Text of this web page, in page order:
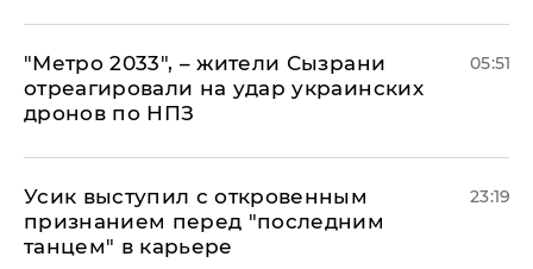
"Метро 2033", – жители Сызрани
отреагировали на удар украинских
дронов по НПЗ
05:51
Усик выступил с откровенным
признанием перед "последним
танцем" в карьере
23:19